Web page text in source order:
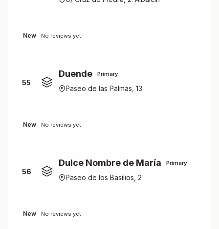
New No reviews yet
55
Duende Primary
Paseo de las Palmas, 13
New No reviews yet
56
Dulce Nombre de María Primary
Paseo de los Basilios, 2
New No reviews yet